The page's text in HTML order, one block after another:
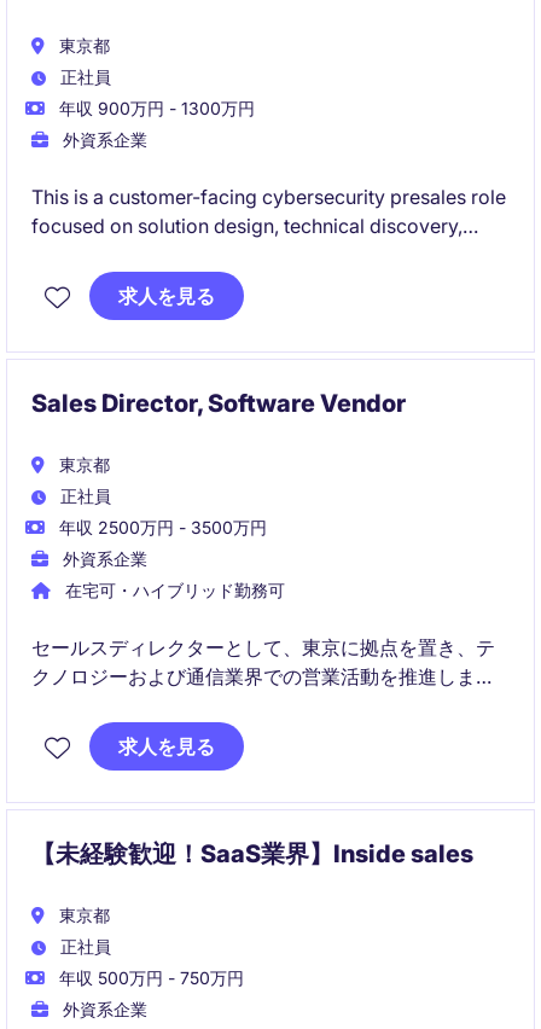
東京都
正社員
年収 900万円 - 1300万円
外資系企業
This is a customer-facing cybersecurity presales role
focused on solution design, technical discovery,
customers and partners throughout the sales cycle.
The position is ideal for someone with Linux and
partner enablement in a hybrid work environment.
求人を見る
Sales Director, Software Vendor
東京都
正社員
年収 2500万円 - 3500万円
外資系企業
在宅可・ハイブリッド勤務可
セールスディレクターとして、東京に拠点を置き、テ
クノロジーおよび通信業界での営業活動を推進しま
す。
求人を見る
【未経験歓迎！SaaS業界】Inside sales
東京都
正社員
年収 500万円 - 750万円
外資系企業